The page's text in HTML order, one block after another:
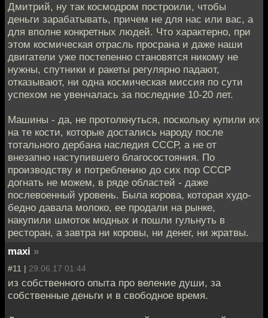
Дмитрий, ну так космодром построили, чтобы
деньги зарабатывать, причем не для нас или вас, а
для вполне конкретных людей. Что характерно, при
этом космическая отрасль просрана и даже наши
двигатели уже постепенно становятся никому не
нужны, спутники и ракеты регулярно падают,
отказывают, ни одна космическая миссия по сути
успехом не увенчалась за последние 10-20 лет.
Машины - да, не протолкнуться, поскольку купили их
на те кости, которые достались народу после
тотального дербана наследия СССР, а не от
внезапно наступившего благосостояния. По
производству и потреблению до сих пор СССР
догнать не можем, в ряде областей - даже
послевоенный уровень. Была корова, которая худо-
бедно давала молоко, ее продали на рынке,
накупили шмоток модных и пошли гульнуть в
ресторан, а завтра ни коровы, ни денег, ни жратвы.
maxi »
#11 | 29.06.17 01:44
из собственного опыта про веление души, за
собственные деньги и в свободное время.